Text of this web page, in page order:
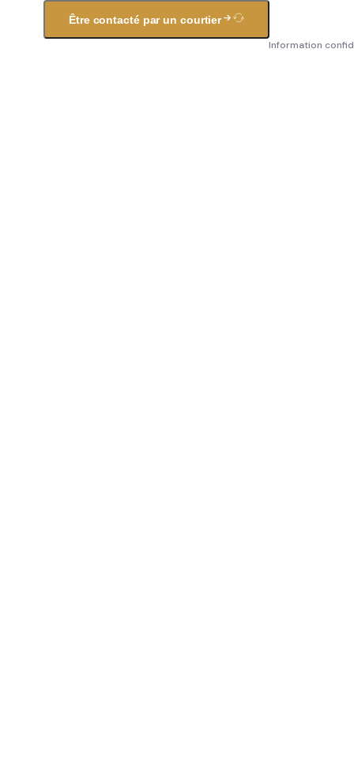
Être contacté par un courtier
Information